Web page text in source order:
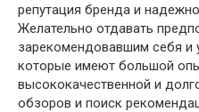
репутация бренда и
Желательно отдавать
зарекомендовавшим себя
которые имеют большой
высококачественной и
обзоров и поиск